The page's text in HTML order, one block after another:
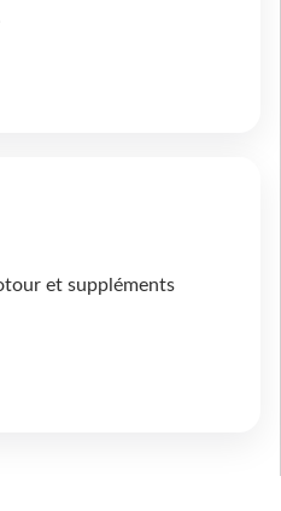
et suppléments